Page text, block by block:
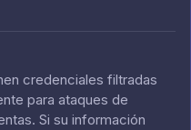
credenciales filtradas
para ataques de
Si su información